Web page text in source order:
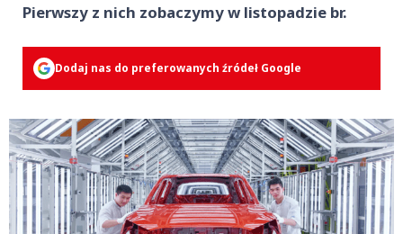
Pierwszy z nich zobaczymy w listopadzie br.
Dodaj nas do preferowanych źródeł Google